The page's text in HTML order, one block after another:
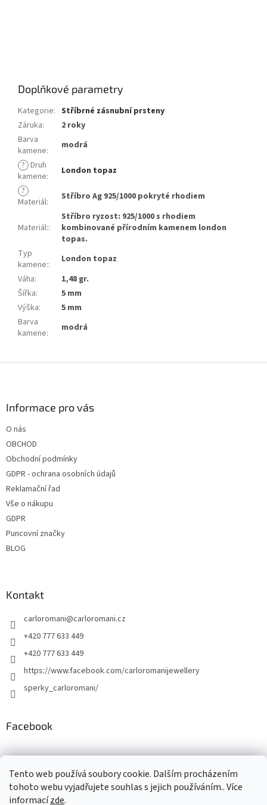
Tento web používá soubory cookie. Dalším procházením
tohoto webu vyjadřujete souhlas s jejich používáním.. Více
informacízde.
Doplňkové parametry
Kategorie: Stříbrné zásnubní prsteny
Záruka:
2 roky
Barva
kamene:
modrá
? Druh
kamene:
London topaz
?
Materiál: Stříbro Ag 925/1000 pokryté rhodiem
Materiál::
Stříbro ryzost: 925/1000 s rhodiem
kombinované přírodním kamenem london
topas.
Typ
kamene::
London topaz
Váha:
1,48 gr.
Šířka:
5 mm
Výška:
5 mm
Barva
kamene: modrá
Informace pro vás
O nás
OBCHOD
Obchodní podmínky
GDPR - ochrana osobních údajů
Reklamační řad
Vše o nákupu
GDPR
Puncovní značky
BLOG
Kontakt
carloromani@carloromani.cz
+420 777 633 449
+420 777 633 449
https://www.facebook.com/carloromanijewellery
sperky_carloromani/
Facebook
Instagram